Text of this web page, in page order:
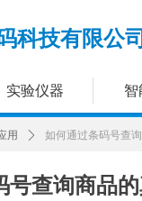
实验仪器 智
科技有限公
号查询商品
用 ꄲ 如何通过条码号查